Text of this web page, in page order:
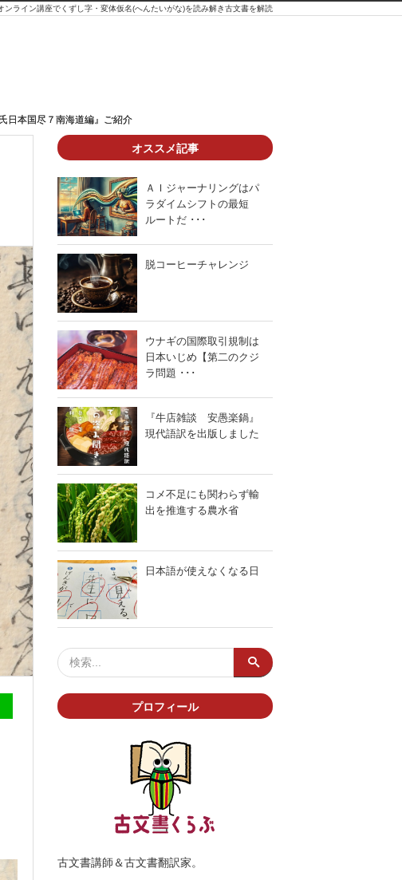
日本国尽７南海道編』ご紹介
ンライン講座でくずし字・変体仮名(へんたいがな)を読み解き古文書を解読
古文書講座「中級コース」の古文書『瓜
LINEで送る
オススメ記事
ＡＩジャーナリングはパ
ラダイムシフトの最短
ルートだ ･･･
脱コーヒーチャレンジ
ウナギの国際取引規制は
日本いじめ【第二のクジ
ラ問題 ･･･
『牛店雑談 安愚楽鍋』
現代語訳を出版しました
コメ不足にも関わらず輸
出を推進する農水省
日本語が使えなくなる日
プロフィール
古文書講師＆古文書翻訳家。
日本国尽７南海道編』ご紹介